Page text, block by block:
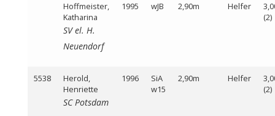
Hoffmeister,
Katharina
SV el. H.
Neuendorf
1995 wJB 2,90m Helfer
(2)
5538
Herold,
Henriette
SC Potsdam
1996
SiA
w15
2,90m Helfer
(2)